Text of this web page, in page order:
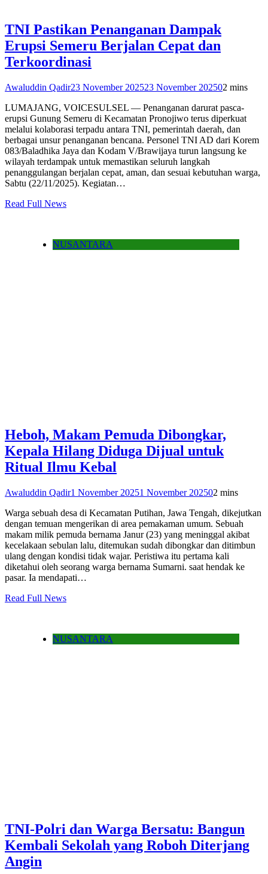
TNI Pastikan Penanganan Dampak
Erupsi Semeru Berjalan Cepat dan
Terkoordinasi
Awaluddin Qadir23 November 202523 November 202502 mins
LUMAJANG, VOICESULSEL — Penanganan darurat pasca-
erupsi Gunung Semeru di Kecamatan Pronojiwo terus diperkuat
melalui kolaborasi terpadu antara TNI, pemerintah daerah, dan
berbagai unsur penanganan bencana. Personel TNI AD dari Korem
083/Baladhika Jaya dan Kodam V/Brawijaya turun langsung ke
wilayah terdampak untuk memastikan seluruh langkah
penanggulangan berjalan cepat, aman, dan sesuai kebutuhan warga,
Sabtu (22/11/2025). Kegiatan…
Read Full News
NUSANTARA
Heboh, Makam Pemuda Dibongkar,
Kepala Hilang Diduga Dijual untuk
Ritual Ilmu Kebal
Awaluddin Qadir1 November 20251 November 202502 mins
Warga sebuah desa di Kecamatan Putihan, Jawa Tengah, dikejutkan
dengan temuan mengerikan di area pemakaman umum. Sebuah
makam milik pemuda bernama Janur (23) yang meninggal akibat
kecelakaan sebulan lalu, ditemukan sudah dibongkar dan ditimbun
ulang dengan kondisi tidak wajar. Peristiwa itu pertama kali
diketahui oleh seorang warga bernama Sumarni. saat hendak ke
pasar. Ia mendapati…
Read Full News
NUSANTARA
TNI-Polri dan Warga Bersatu: Bangun
Kembali Sekolah yang Roboh Diterjang
Angin